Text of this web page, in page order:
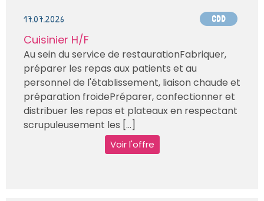
17.07.2026 CDD
Cuisinier H/F
Au sein du service de restaurationFabriquer,
préparer les repas aux patients et au
personnel de l'établissement, liaison chaude et
préparation froidePréparer, confectionner et
distribuer les repas et plateaux en respectant
scrupuleusement les [...]
Voir l'offre